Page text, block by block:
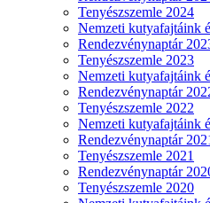
Tenyészszemle 2024
Nemzeti kutyafajtáink
Rendezvénynaptár
Tenyészszemle 2023
Nemzeti kutyafajtáink
Rendezvénynaptár
Tenyészszemle 2022
Nemzeti kutyafajtáink
Rendezvénynaptár
Tenyészszemle 2021
Rendezvénynaptár
Tenyészszemle 2020